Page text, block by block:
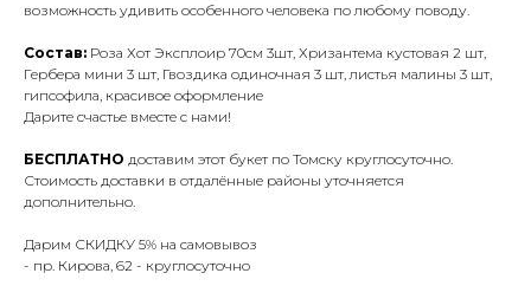
возможность удивить особенного человека по любому поводу.
Состав: Роза Хот Эксплоир 70см 3шт, Хризантема кустовая 2 шт,
Гербера мини 3 шт, Гвоздика одиночная 3 шт, листья малины 3 шт,
гипсофила, красивое оформление
Дарите счастье вместе с нами!
БЕСПЛАТНО доставим этот букет по Томску круглосуточно.
Стоимость доставки в отдалённые районы уточняется
дополнительно.
Дарим СКИДКУ 5% на самовывоз
- пр. Кирова, 62 - круглосуточно